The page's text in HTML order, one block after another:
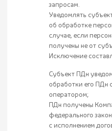
запросам.
Уведомлять
об обработке
случае, если
получены не от
Исключение
Субъект ПДн
обработки его
оператором;
ПДн получены
федерального
с исполнением